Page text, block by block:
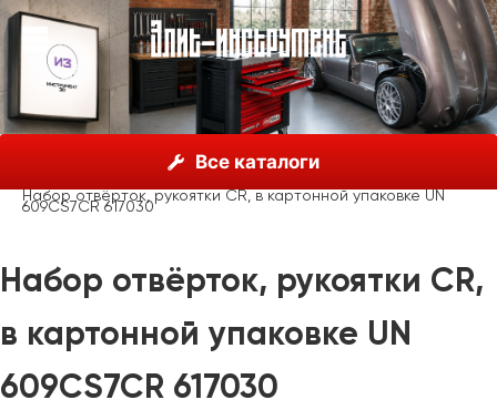
Все каталоги
Unior, Словения
Отвёртки крестовые
Набор отвёрток, рукоятки CR, в картонной упаковке UN
609CS7CR 617030
Набор отвёрток, рукоятки CR,
в картонной упаковке UN
609CS7CR 617030